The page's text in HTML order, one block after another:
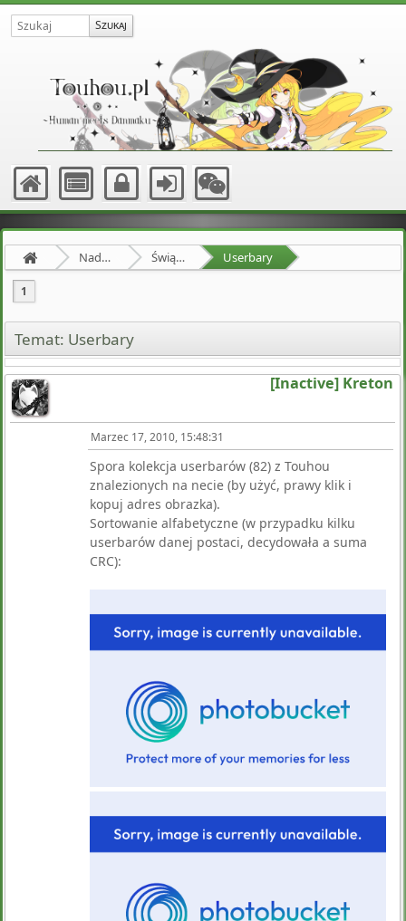
Nadprzyrodzona Granica Świątynia Hakurei Userbary
1
Temat: Userbary
[Inactive] Kreton
Marzec 17, 2010, 15:48:31
Spora kolekcja userbarów (82) z Touhou
znalezionych na necie (by użyć, prawy klik i
kopuj adres obrazka).
Sortowanie alfabetyczne (w przypadku kilku
userbarów danej postaci, decydowała a suma
CRC):